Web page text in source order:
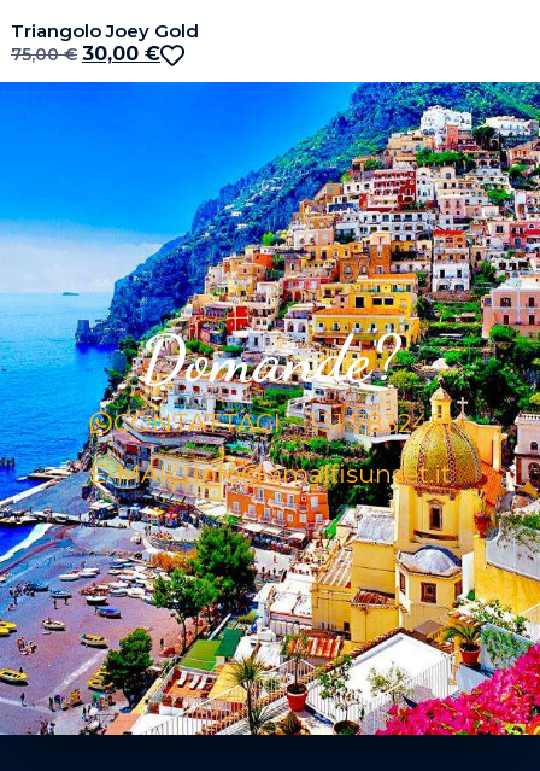
Triangolo Joey Gold
75,00€ 30,00 €
Domande?
CONTATTACI - 331 7832451
E-MAIL: info@amalfisunset.it